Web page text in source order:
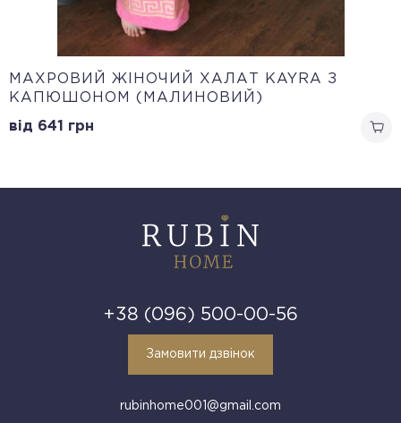
МАХРОВИЙ ЖІНОЧИЙ ХАЛАТ KAYRA З
КАПЮШОНОМ (МАЛИНОВИЙ)
від 641 грн
+38 (096) 500-00-56
Замовити дзвінок
rubinhome001@gmail.com